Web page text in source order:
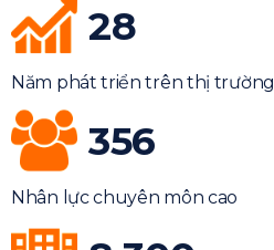
28
Năm phát triển trên thị trường
356
Nhân lực chuyên môn cao